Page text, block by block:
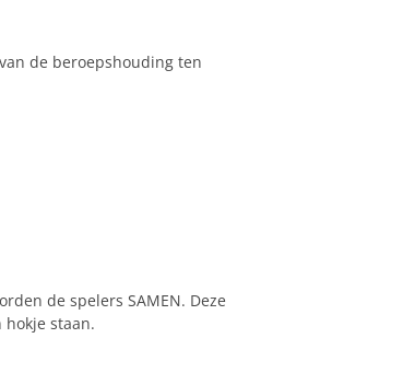
de beroepshouding ten
de spelers SAMEN. Deze
staan.